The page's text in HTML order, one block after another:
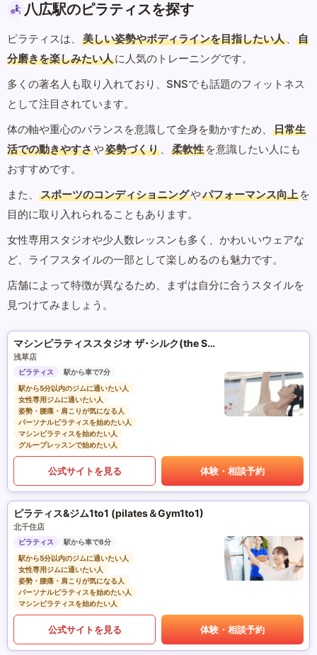
八広駅のピラティスを探す
ピラティスは、 美しい姿勢やボディラインを目指したい人 、
自
分磨きを楽しみたい人に人気のトレーニングです。
多くの著名人も取り入れており、SNSでも話題のフィットネス
として注目されています。
体の軸や重心のバランスを意識して全身を動かすため、
日常生
活での動きやすさや姿勢づくり 、 柔軟性 を意識したい人にも
おすすめです。
また、
スポーツのコンディショニングやパフォーマンス向上 を
目的に取り入れられることもあります。
女性専用スタジオや少人数レッスンも多く、かわいいウェアな
ど、ライフスタイルの一部として楽しめるのも魅力です。
店舗によって特徴が異なるため、まずは自分に合うスタイルを
見つけてみましょう。
マシンピラティススタジオ ザ･シルク(the SILK)
浅草店
ピラティス
駅から車で7分
駅から5分以内のジムに通いたい人
女性専用ジムに通いたい人
姿勢・腰痛・肩こりが気になる人
パーソナルピラティスを始めたい人
マシンピラティスを始めたい人
グループレッスンで始めたい人
公式サイトを見る 体験・相談予約
ピラティス&ジム1to1 (pilates＆Gym1to1)
北千住店
ピラティス
駅から車で8分
駅から5分以内のジムに通いたい人
女性専用ジムに通いたい人
姿勢・腰痛・肩こりが気になる人
パーソナルピラティスを始めたい人
マシンピラティスを始めたい人
公式サイトを見る 体験・相談予約